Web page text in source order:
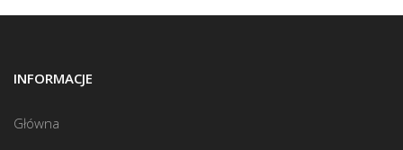
INFORMACJE
Główna